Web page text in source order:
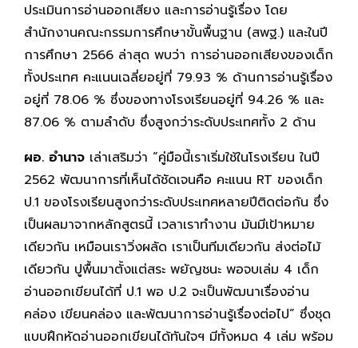
ประเมินการอ่านออกเสียง และการอ่านรู้เรื่อง โดย
สำนักงานคณะกรรมการศึกษาขั้นพื้นฐาน (สพฐ.) และในปี
การศึกษา 2566 ล่าสุด พบว่า การอ่านออกเสียงของเด็ก
ทั้งประเทศ คะแนนเฉลี่ยอยู่ที่ 79.93 % ด้านการอ่านรู้เรื่อง
อยู่ที่ 78.06 % ซึ่งของทางโรงเรียนอยู่ที่ 94.26 % และ
87.06 % ตามลำดับ ซึ่งสูงกว่าระดับประเทศทั้ง 2 ด้าน
ผอ. อำนาจ เล่าเสริมว่า “คู่มือนี้เราเริ่มใช้ในโรงเรียน ในปี
2562 พัฒนาการที่เห็นได้ชัดเจนคือ คะแนน RT ของเด็ก
ป.1 ของโรงเรียนสูงกว่าระดับประเทศหลายปีติดต่อกัน ซึ่ง
เป็นผลมาจากหลักสูตรนี้ เวลาเราทำงาน มันมีเป้าหมาย
เดียวกัน เหมือนเราวิ่งผลัด เราเป็นทีมเดียวกัน ส่งต่อไม้
เดียวกัน ปูพื้นมาตั้งแต่สระ พยัญชนะ พอจบเล่ม 4 เด็ก
อ่านออกเขียนได้ที่ ป.1 พอ ป.2 จะเป็นพัฒนาเรื่องอ่าน
คล่อง เขียนคล่อง และพัฒนาการอ่านรู้เรื่องต่อไป” ซึ่งชุด
แบบฝึกหัดอ่านออกเขียนได้ทันใจฯ มีทั้งหมด 4 เล่ม พร้อม